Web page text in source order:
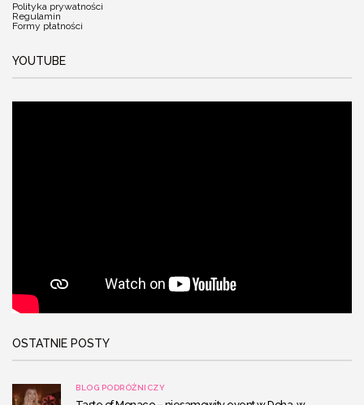
Polityka prywatności
Regulamin
Formy płatności
YOUTUBE
OSTATNIE POSTY
BLOG PODRÓŻNICZY